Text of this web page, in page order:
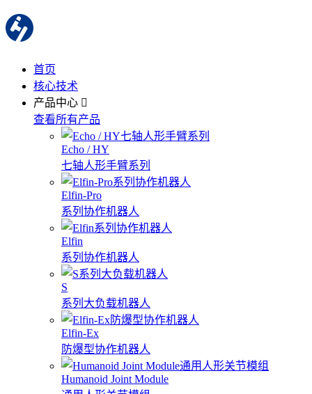
首页
核心技术
产品中心
查看所有产品
Echo / HY
七轴人形手臂系列
Elfin-Pro
系列协作机器人
Elfin
系列协作机器人
S
系列大负载机器人
Elfin-Ex
防爆型协作机器人
Humanoid Joint Module